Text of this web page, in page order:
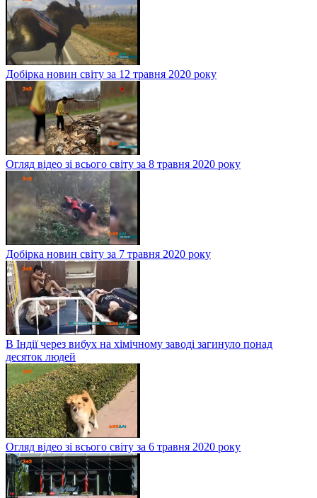
Добірка новин світу за 12 травня 2020 року
Огляд відео зі всього світу за 8 травня 2020 року
Добірка новин світу за 7 травня 2020 року
В Індії через вибух на хімічному заводі загинуло понад
десяток людей
Огляд відео зі всього світу за 6 травня 2020 року